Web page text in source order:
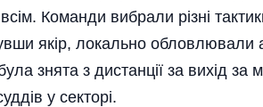
Команди вибрали різні
якір, локально обловлювали
знята з дистанції за вихід за
у секторі.